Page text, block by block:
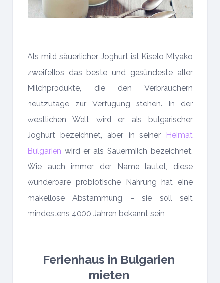
Als mild säuerlicher Joghurt ist Kiselo Mlyako
zweifellos das beste und gesündeste aller
Milchprodukte, die den Verbrauchern
heutzutage zur Verfügung stehen. In der
westlichen Welt wird er als bulgarischer
Joghurt bezeichnet, aber in seiner
Heimat
Bulgarien wird er als Sauermilch bezeichnet.
Wie auch immer der Name lautet, diese
wunderbare probiotische Nahrung hat eine
makellose Abstammung – sie soll seit
mindestens 4000 Jahren bekannt sein.
Ferienhaus in Bulgarien
mieten